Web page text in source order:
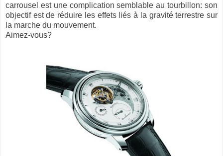
carrousel est une complication semblable au tourbillon: son
objectif est de réduire les effets liés à la gravité terrestre sur
la marche du mouvement.
Aimez-vous?